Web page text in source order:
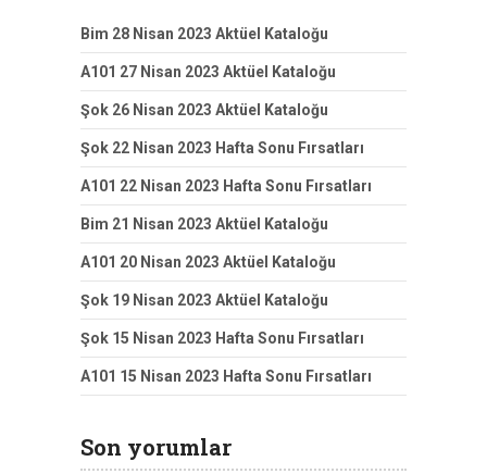
Bim 28 Nisan 2023 Aktüel Kataloğu
A101 27 Nisan 2023 Aktüel Kataloğu
Şok 26 Nisan 2023 Aktüel Kataloğu
Şok 22 Nisan 2023 Hafta Sonu Fırsatları
A101 22 Nisan 2023 Hafta Sonu Fırsatları
Bim 21 Nisan 2023 Aktüel Kataloğu
A101 20 Nisan 2023 Aktüel Kataloğu
Şok 19 Nisan 2023 Aktüel Kataloğu
Şok 15 Nisan 2023 Hafta Sonu Fırsatları
A101 15 Nisan 2023 Hafta Sonu Fırsatları
Son yorumlar